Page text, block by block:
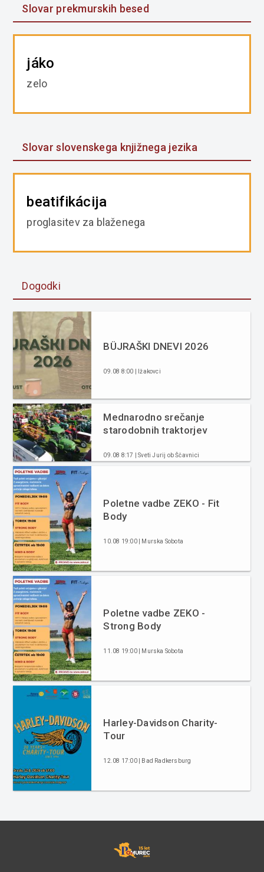
Slovar prekmurskih besed
jáko
zelo
Slovar slovenskega knjižnega jezika
beatifikácija
proglasitev za blaženega
Dogodki
BÜJRAŠKI DNEVI 2026
09.08 8:00 | Ižakovci
Mednarodno srečanje
starodobnih traktorjev
09.08 8:17 | Sveti Jurij ob Ščavnici
Poletne vadbe ZEKO - Fit
Body
10.08 19:00 | Murska Sobota
Poletne vadbe ZEKO -
Strong Body
11.08 19:00 | Murska Sobota
Harley-Davidson Charity-
Tour
12.08 17:00 | Bad Radkersburg